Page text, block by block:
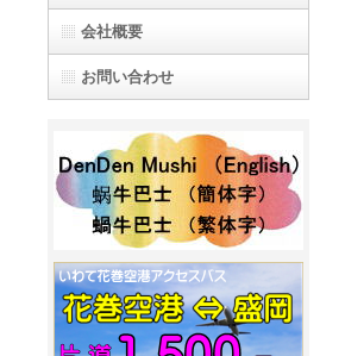
会社概要
お問い合わせ